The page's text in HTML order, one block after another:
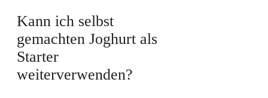
Kann ich selbst
gemachten Joghurt als
Starter
weiterverwenden?